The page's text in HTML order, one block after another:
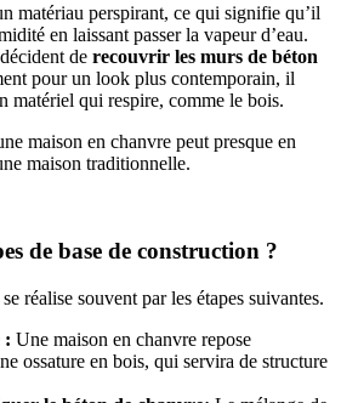
matériau perspirant, ce qui signifie qu’il
en laissant passer la vapeur d’eau.
de recouvrir les murs de béton
pour un look plus contemporain, il
matériel qui respire, comme le bois.
maison en chanvre peut presque en
maison traditionnelle.
de base de construction ?
réalise souvent par les étapes suivantes.
: Une maison en chanvre repose
ossature en bois, qui servira de structure